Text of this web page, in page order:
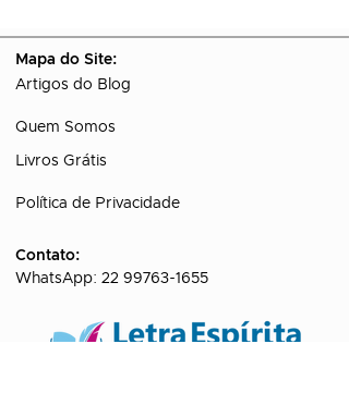
Mapa do Site:
Artigos do Blog
Quem Somos
Livros Grátis
Política de Privacidade
Contato:
WhatsApp: 22 99763-1655